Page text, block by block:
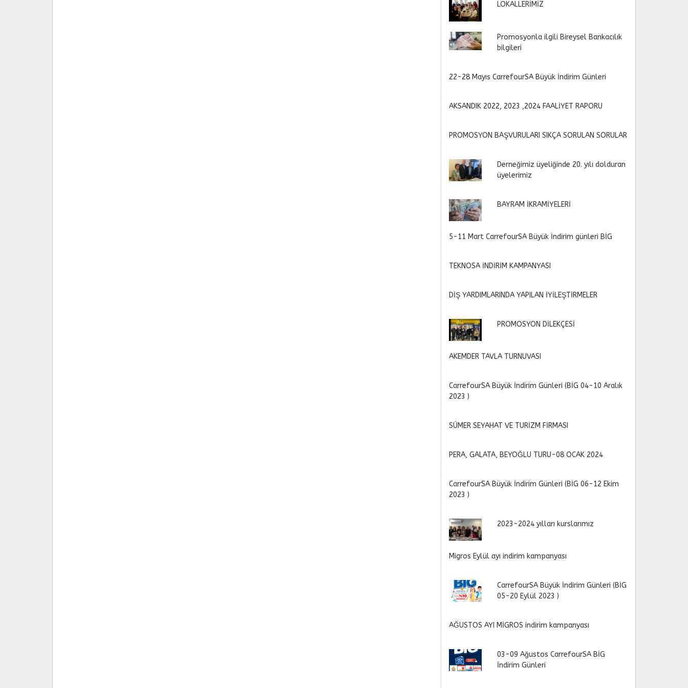
LOKALLERİMİZ
Promosyonla ilgili Bireysel Bankacılık
bilgileri
22-28 Mayıs CarrefourSA Büyük İndirim Günleri
AKSANDIK 2022, 2023 ,2024 FAALİYET RAPORU
PROMOSYON BAŞVURULARI SIKÇA SORULAN SORULAR
Derneğimiz üyeliğinde 20. yılı dolduran
üyelerimiz
BAYRAM İKRAMİYELERİ
5-11 Mart CarrefourSA Büyük İndirim günleri BİG
TEKNOSA İNDİRİM KAMPANYASI
DİŞ YARDIMLARINDA YAPILAN İYİLEŞTİRMELER
PROMOSYON DİLEKÇESİ
AKEMDER TAVLA TURNUVASI
CarrefourSA Büyük İndirim Günleri (BİG 04-10 Aralık
2023 )
SÜMER SEYAHAT VE TURİZM FİRMASI
PERA, GALATA, BEYOĞLU TURU-08 OCAK 2024
CarrefourSA Büyük İndirim Günleri (BİG 06-12 Ekim
2023 )
2023-2024 yılları kurslarımız
Migros Eylül ayı indirim kampanyası
CarrefourSA Büyük İndirim Günleri (BİG
05-20 Eylül 2023 )
AĞUSTOS AYI MİGROS indirim kampanyası
03-09 Ağustos CarrefourSA BİG
İndirim Günleri